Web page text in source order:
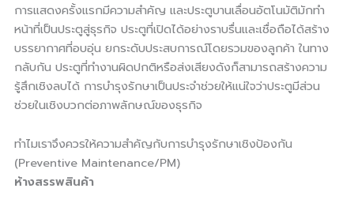
การแสดงครั้งแรกมีความสำคัญ และประตูบานเลื่อนอัตโนมัติมักทำ
หน้าที่เป็นประตูสู่ธุรกิจ ประตูที่เปิดได้อย่างราบรื่นและเชื่อถือได้สร้าง
บรรยากาศที่อบอุ่น ยกระดับประสบการณ์โดยรวมของลูกค้า ในทาง
กลับกัน ประตูที่ทำงานผิดปกติหรือส่งเสียงดังก็สามารถสร้างความ
รู้สึกเชิงลบได้ การบำรุงรักษาเป็นประจำช่วยให้แน่ใจว่าประตูมีส่วน
ช่วยในเชิงบวกต่อภาพลักษณ์ของธุรกิจ
ทำไมเราจึงควรให้ความสำคัญกับการบำรุงรักษาเชิงป้องกัน
(Preventive Maintenance/PM)
ห้างสรรพสินค้า